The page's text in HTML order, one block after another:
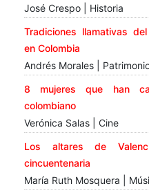
José Crespo | Historia
Tradiciones llamativas
en Colombia
Andrés Morales |
8 mujeres que han
colombiano
Verónica Salas | Cine
Los altares de
cincuentenaria
María Ruth Mosquera |